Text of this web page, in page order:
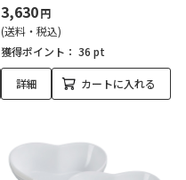
3,630円
(送料・税込)
獲得ポイント： 36 pt
詳細 カートに入れる